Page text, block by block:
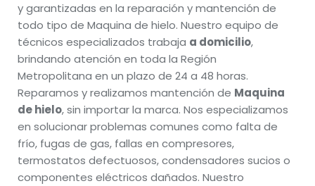
y garantizadas en la reparación y mantención de
todo tipo de Maquina de hielo. Nuestro equipo de
técnicos especializados trabaja a domicilio,
brindando atención en toda la Región
Metropolitana en un plazo de 24 a 48 horas.
Reparamos y realizamos mantención de Maquina
de hielo, sin importar la marca. Nos especializamos
en solucionar problemas comunes como falta de
frío, fugas de gas, fallas en compresores,
termostatos defectuosos, condensadores sucios o
componentes eléctricos dañados. Nuestro